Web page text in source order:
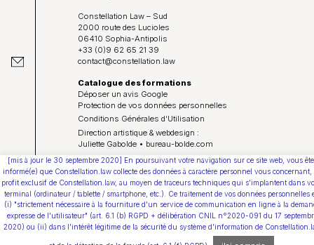
Constellation Law – Sud
2000 route des Lucioles
06410 Sophia-Antipolis
+33 (0)9 62 65 21 39
contact@constellation.law
Catalogue des formations
Déposer un avis Google
Protection de vos données personnelles
Conditions Générales d’Utilisation
Direction artistique & webdesign :
Juliette Gabolde • bureau-bolde.com
Youtube
[mis à jour le 30 septembre 2020] En poursuivant votre navigation sur ce site web, vous
informé(e) que Constellation.law collecte des données à caractère personnel vous concernant,
profit exclusif de Constellation.law, au moyen de traceurs techniques qui s'implantent dans
terminal (ordinateur / tablette / smartphone, etc.). Ce traitement de vos données personnelles
(i) "strictement nécessaire à la fourniture d'un service de communication en ligne à la
expresse de l'utilisateur" (art. 6.1 (b) RGPD + délibération CNIL n°2020-091 du 17
2020) ou (ii) dans l'intérêt légitime de la sécurité du système d'information de